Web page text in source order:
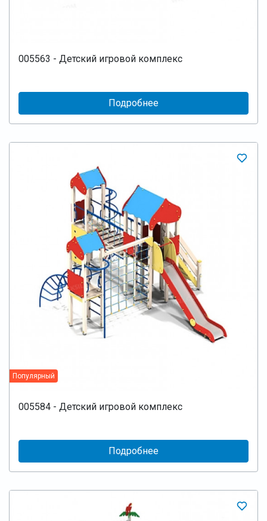
005563 - Детский игровой комплекс
Подробнее
Популярный
005584 - Детский игровой комплекс
Подробнее